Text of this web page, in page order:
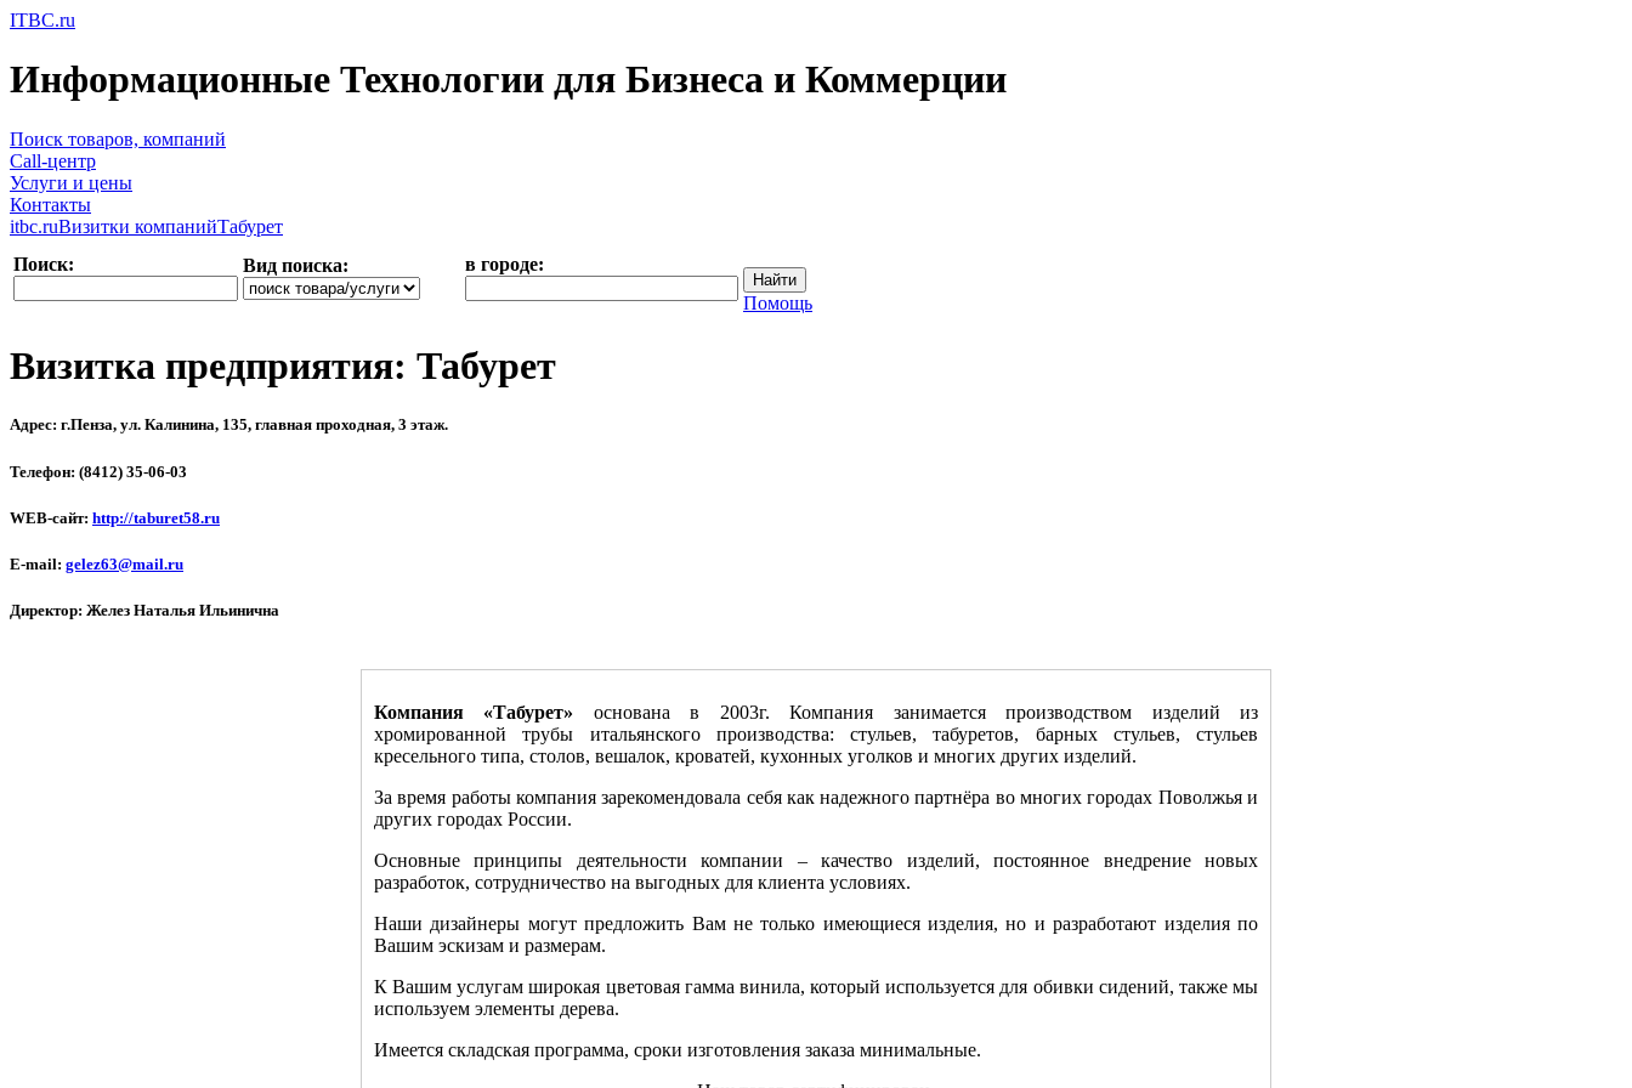
ITBC.ru
Информационные Технологии для Бизнеса и Коммерции
Поиск товаров, компаний
Call-центр
Услуги и цены
Контакты
itbc.ruВизитки компанийТабурет
Поиск:
Вид поиска:
в городе:
Помощь
Визитка предприятия: Табурет
Адрес: г.Пенза, ул. Калинина, 135, главная проходная, 3 этаж.
Телефон: (8412) 35-06-03
WEB-сайт: http://taburet58.ru
E-mail: gelez63@mail.ru
Директор: Желез Наталья Ильинична
Компания «Табурет» основана в 2003г. Компания занимается производством изделий из
хромированной трубы итальянского производства: стульев, табуретов, барных стульев, стульев
кресельного типа, столов, вешалок, кроватей, кухонных уголков и многих других изделий.
За время работы компания зарекомендовала себя как надежного партнёра во многих городах Поволжья и
других городах России.
Основные принципы деятельности компании – качество изделий, постоянное внедрение новых
разработок, сотрудничество на выгодных для клиента условиях.
Наши дизайнеры могут предложить Вам не только имеющиеся изделия, но и разработают изделия по
Вашим эскизам и размерам.
К Вашим услугам широкая цветовая гамма винила, который используется для обивки сидений, также мы
используем элементы дерева.
Имеется складская программа, сроки изготовления заказа минимальные.